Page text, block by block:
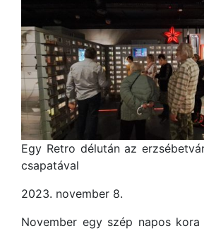
Egy Retro délután az
csapatával
2023. november 8.
November egy szép napos kora